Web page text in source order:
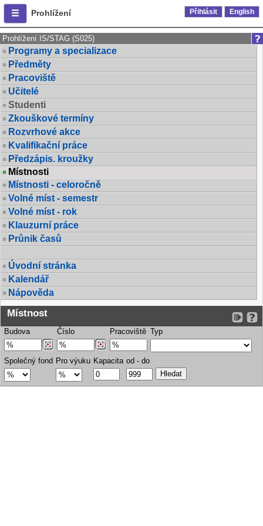
Prohlížení Přihlásit English
Prohlížení IS/STAG (S025)
Programy a specializace
Předměty
Pracoviště
Učitelé
Studenti
Zkouškové termíny
Rozvrhové akce
Kvalifikační práce
Předzápis. kroužky
Místnosti
Místnosti - celoročně
Volné míst - semestr
Volné míst - rok
Klauzurní práce
Průnik časů
Úvodní stránka
Kalendář
Nápověda
Místnost
Budova Číslo Pracoviště Typ
Společný fond Pro výuku Kapacita od - do